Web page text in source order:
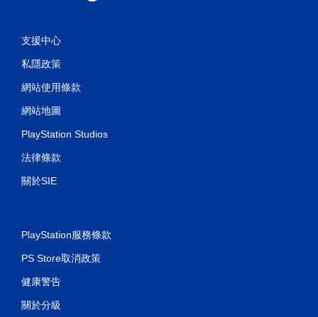
支援中心
私隱政策
網站使用條款
網站地圖
PlayStation Studios
法律條款
關於SIE
PlayStation服務條款
PS Store取消政策
健康警告
關於分級